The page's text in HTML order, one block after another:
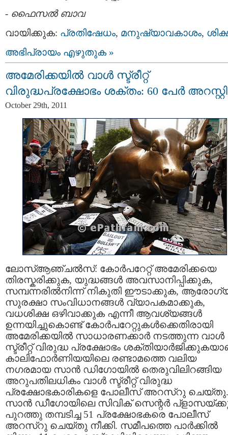
- ഫൈസല്‍ ബാവ
വായിക്കുക: പ്രതിഷേധം, മനുഷ്യാവകാശം,
അഭിപ്രായം എഴുതുക »
അമേരിക്കയില്‍ വാള്‍ സ്ട്രീറ്റ്
വിരുദ്ധപ്രക്ഷോഭം ശക്തം: 60 പേര്‍
October 29th, 2011
ലോസ്ആഞ്ചല്‍സ്: കോര്‍പറേറ്റ് അമേരിക്കയെ
തിരസ്കരിക്കുക, യുദ്ധങ്ങള്‍ അവസാനിപ്പിക്കുക,
സമ്പന്നരില്‍നിന്ന് നികുതി ഈടാക്കുക,
സുരക്ഷാ സംവിധാനങ്ങള്‍ വ്യാപകമാക്കുക,
വധശിക്ഷ ഒഴിവാക്കുക എന്നീ ആവശ്യങ്ങള്‍
ഉന്നയിച്ചുകൊണ്ട് കോര്‍പറേറ്റുകള്‍ക്കെതിരായി
അമേരിക്കയില്‍ സാധാരണക്കാര്‍ നടത്തുന്ന വാള്‍
സ്ട്രീറ്റ് വിരുദ്ധ പ്രക്ഷോഭം
കാലിഫോര്‍ണിയയിലെ രണ്ടാമത്തെ വലിയ
നഗരമായ സാന്‍ ഡിഗോയില്‍ തെരുവിലിറങ്ങിയ
അറുപതിലധികം വാള്‍ സ്ട്രീറ്റ് വിരുദ്ധ
പ്രക്ഷോഭകാരികളെ പോലീസ് അറസ്റു ചെയ്തു.
സാന്‍ ഡീഗോയിലെ സിവിക് സെന്റര്‍
പുറത്തു തമ്പടിച്ച 51 പ്രക്ഷോഭകരെ പോലീസ്
അറസ്റു ചെയ്തു നീക്കി. സമീപത്തെ പാര്‍ക്കില്‍